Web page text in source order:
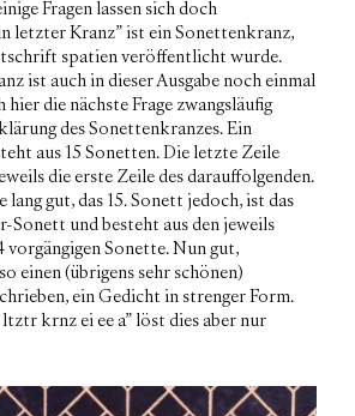
Fragen lassen sich doch
letzter Kranz” ist ein Sonettenkranz,
spatien veröffentlicht wurde.
ist auch in dieser Ausgabe noch einmal
hier die nächste Frage zwangsläufig
des Sonettenkranzes. Ein
aus 15 Sonetten. Die letzte Zeile
die erste Zeile des darauffolgenden.
lang gut, das 15. Sonett jedoch, ist das
Sonett und besteht aus den jeweils
vorgängigen Sonette. Nun gut,
einen (übrigens sehr schönen)
ein Gedicht in strenger Form.
ltztr krnz ei ee a” löst dies aber nur